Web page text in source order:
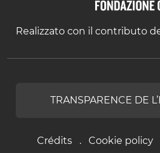
Realizzato con il contributo
Crédits Cookie policy
TRANSPARENCE DE